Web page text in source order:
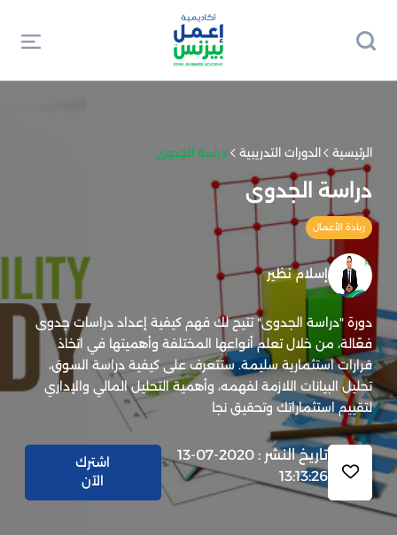
الرئيسية الدورات التدريبية دراسة الجدوى
دراسة الجدوى
ريادة الأعمال
إسلام نظير
دورة "دراسة الجدوى" تتيح لك فهم كيفية إعداد دراسات جدوى
فعّالة، من خلال تعلم أنواعها المختلفة وأهميتها في اتخاذ
قرارات استثمارية سليمة. ستتعرف على كيفية دراسة السوق،
تحليل البيانات اللازمة لفهمه، وأهمية التحليل المالي والإداري
لتقييم استثماراتك وتحقيق نجا
تاريخ النشر : 2020-07-13
13:13:26
اشترك
الآن